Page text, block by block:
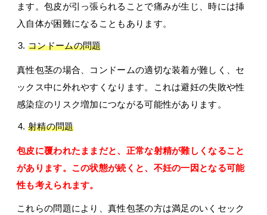
ます。包皮が引っ張られることで痛みが生じ、時には挿
入自体が困難になることもあります。
コンドームの問題
真性包茎の場合、コンドームの適切な装着が難しく、セ
ックス中に外れやすくなります。これは避妊の失敗や性
感染症のリスク増加につながる可能性があります。
射精の問題
包皮に覆われたままだと、正常な射精が難しくなること
があります。この状態が続くと、不妊の一因となる可能
性も考えられます。
これらの問題により、真性包茎の方は満足のいくセック